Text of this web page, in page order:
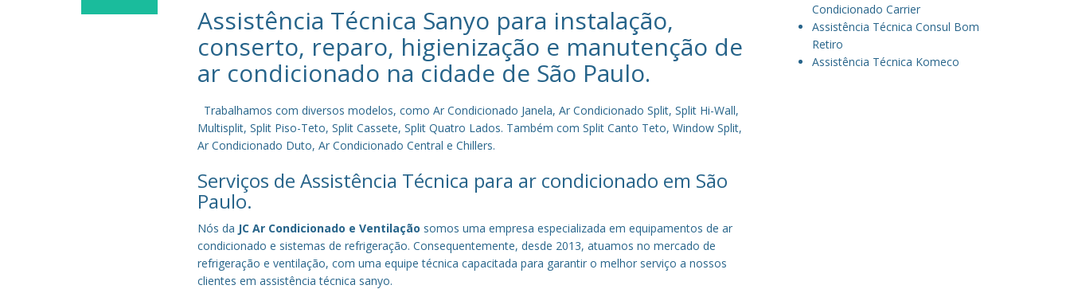
Assistência Técnica Sanyo‎ para instalação,
conserto, reparo, higienização e manutenção de
ar condicionado na cidade de São Paulo.
Trabalhamos com diversos modelos, como Ar Condicionado Janela, Ar Condicionado Split, Split Hi-Wall,
Multisplit, Split Piso-Teto, Split Cassete, Split Quatro Lados. Também com Split Canto Teto, Window Split,
Ar Condicionado Duto, Ar Condicionado Central e Chillers.
Serviços de Assistência Técnica para ar condicionado em São
Paulo.
Nós da JC Ar Condicionado e Ventilação somos uma empresa especializada em equipamentos de ar
condicionado e sistemas de refrigeração. Consequentemente, desde 2013, atuamos no mercado de
refrigeração e ventilação, com uma equipe técnica capacitada para garantir o melhor serviço a nossos
clientes em assistência técnica sanyo.
Condicionado Carrier
Assistência Técnica Consul Bom
Retiro
Assistência Técnica Komeco